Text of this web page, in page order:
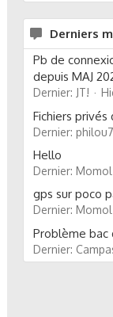
Derniers
Pb de
depuis MAJ
Dernier: JT!
Fichiers privés
Dernier:
Hello
Dernier: Momol
gps sur poco
Dernier: Momol
Problème
Dernier: